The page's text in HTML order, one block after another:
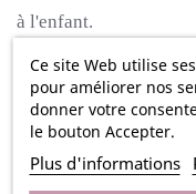
Ce site Web utilise
pour améliorer nos
donner votre
le bouton Accepter.
Plus d'informations
à l'enfant.
Ce doudou peut être
prénom de l'enfant, le
ce soit pour un
simplement pour